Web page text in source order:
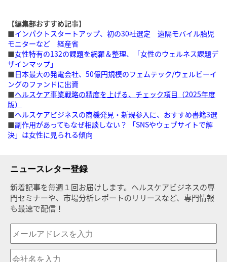
【編集部おすすめ記事】
■インパクトスタートアップ、初の30社選定 遠隔モバイル胎児
モニターなど 経産省
■女性特有の132の課題を網羅＆整理、「女性のウェルネス課題デ
ザインマップ」
■日本最大の発電会社、50億円規模のフェムテック/ウェルビーイ
ングのファンドに出資
■ヘルスケア事業戦略の精度を上げる、チェック項目（2025年度
版）
■ヘルスケアビジネスの商機発見・新規参入に、おすすめ書籍3選
■副作用があってもなぜ相談しない？ 「SNSやウェブサイトで解
決」は女性に見られる傾向
ニュースレター登録
新着記事を毎週１回お届けします。ヘルスケアビジネスの専
門セミナーや、市場分析レポートのリリースなど、専門情報
も最速で配信！